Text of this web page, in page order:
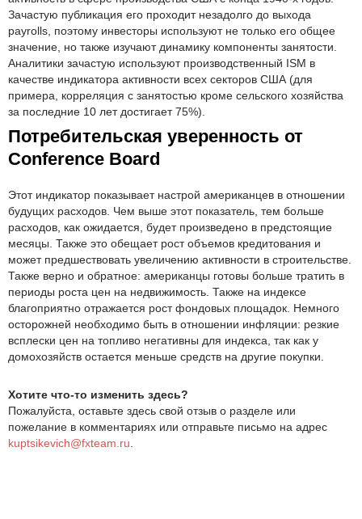
Зачастую публикация его проходит незадолго до выхода
payrolls, поэтому инвесторы используют не только его общее
значение, но также изучают динамику компоненты занятости.
Аналитики зачастую используют производственный ISM в
качестве индикатора активности всех секторов США (для
примера, корреляция с занятостью кроме сельского хозяйства
за последние 10 лет достигает 75%).
Потребительская уверенность от
Conference Board
Этот индикатор показывает настрой американцев в отношении
будущих расходов. Чем выше этот показатель, тем больше
расходов, как ожидается, будет произведено в предстоящие
месяцы. Также это обещает рост объемов кредитования и
может предшествовать увеличению активности в строительстве.
Также верно и обратное: американцы готовы больше тратить в
периоды роста цен на недвижимость. Также на индексе
благоприятно отражается рост фондовых площадок. Немного
осторожней необходимо быть в отношении инфляции: резкие
всплески цен на топливо негативны для индекса, так как у
домохозяйств остается меньше средств на другие покупки.
Хотите что-то изменить здесь?
Пожалуйста, оставьте здесь свой отзыв о разделе или
пожелание в комментариях или отправьте письмо на адрес
kuptsikevich@fxteam.ru